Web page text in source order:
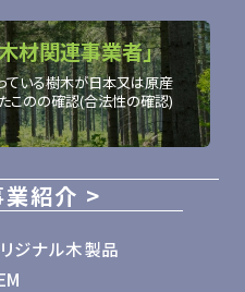
業紹介
ジナル木製品
材関連事業者」
ている樹木が日本又は原産
このの確認(合法性の確認)